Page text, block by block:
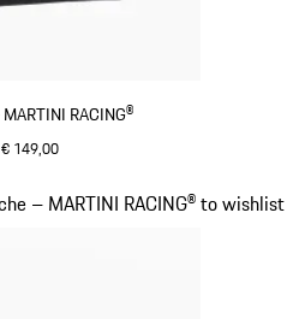
RACING®
€ 149,00
– MARTINI RACING® to wishlist